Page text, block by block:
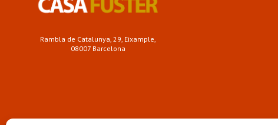
Rambla de Catalunya, 29, Eixample,
08007 Barcelona